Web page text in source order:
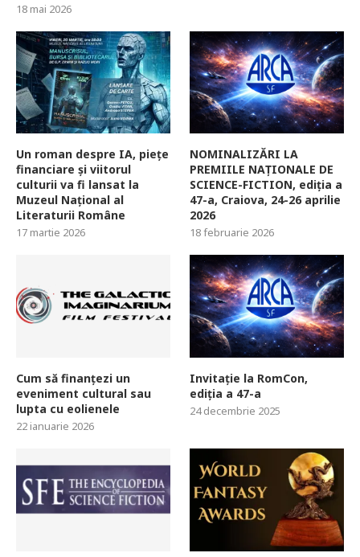
18 mai 2026
Un roman despre IA, piețe
financiare și viitorul
culturii va fi lansat la
Muzeul Național al
Literaturii Române
17 martie 2026
NOMINALIZĂRI LA
PREMIILE NAȚIONALE DE
SCIENCE-FICTION, ediția a
47-a, Craiova, 24-26 aprilie
2026
18 februarie 2026
Cum să finanțezi un
eveniment cultural sau
lupta cu eolienele
22 ianuarie 2026
Invitație la RomCon,
ediția a 47-a
24 decembrie 2025